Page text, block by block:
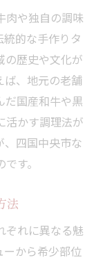
肉や独自の調味
的な手作りタ
の歴史や文化が
ば、地元の老舗
だ国産和牛や黒
活かす調理法が
、四国中央市な
す。
法
ぞれに異なる魅
ーから希少部位